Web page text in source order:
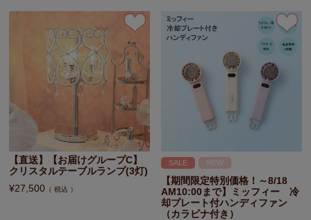
【直送】【お届けグループC】
クリスタルテーブルランプ(3灯)
¥27,500 税込
SALE NEW
【期間限定特別価格！～8/18
AM10:00まで】ミッフィー 冷
却プレート付ハンディファン
（カラビナ付き）